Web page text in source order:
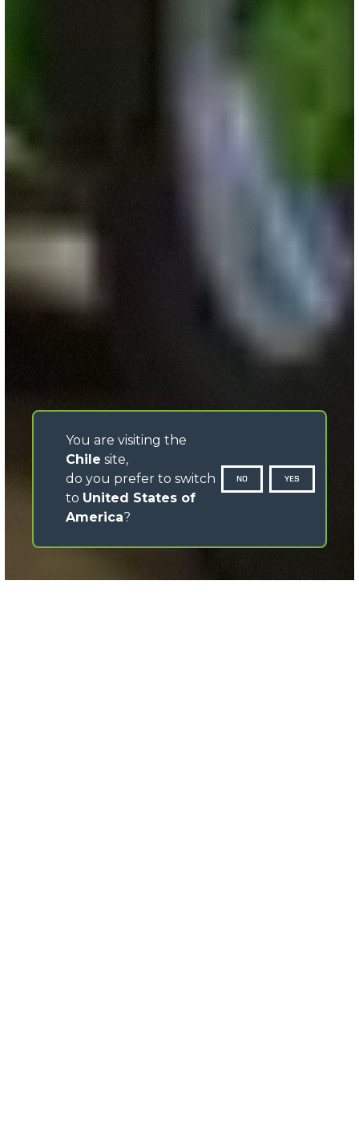
You are visiting the
Chile site,
do you prefer to switch
to United States of
America?
NO YES